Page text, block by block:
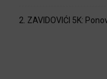
2. ZAVIDOVIĆI 5K: